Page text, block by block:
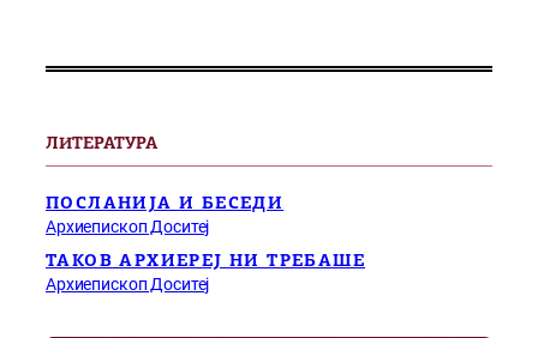
ЛИТЕРАТУРА
ПОСЛАНИЈА И БЕСЕДИ
Архиепископ Доситеј
ТАКОВ АРХИЕРЕЈ НИ ТРЕБАШЕ
Архиепископ Доситеј